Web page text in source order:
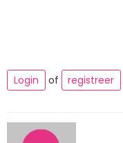
Login
of registreer